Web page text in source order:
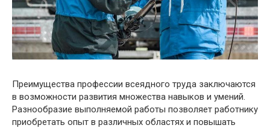
Преимущества профессии всеядного труда заключаются
в возможности развития множества навыков и умений.
Разнообразие выполняемой работы позволяет работнику
приобретать опыт в различных областях и повышать